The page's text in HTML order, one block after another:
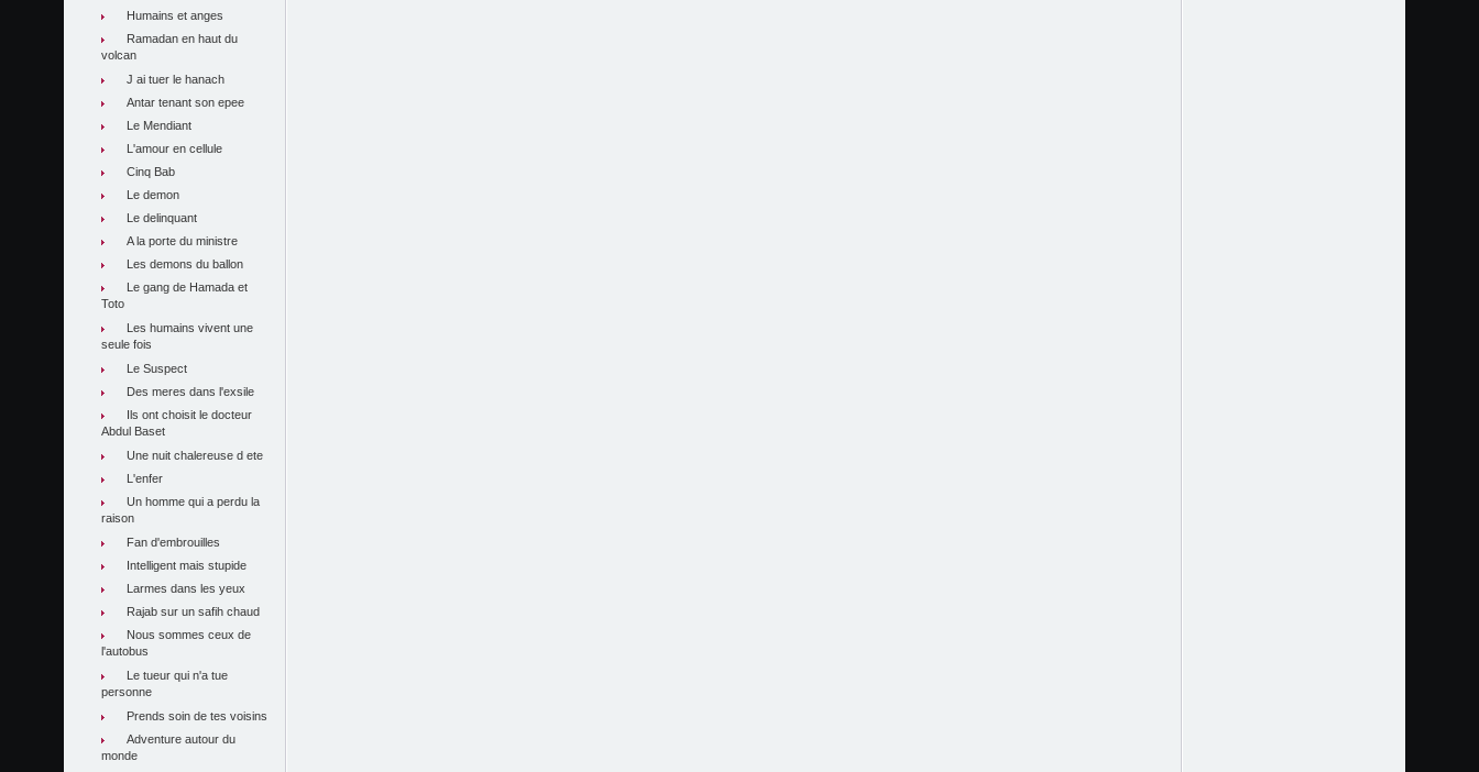
Humains et anges
Ramadan en haut du
volcan
J ai tuer le hanach
Antar tenant son epee
Le Mendiant
L'amour en cellule
Cinq Bab
Le demon
Le delinquant
A la porte du ministre
Les demons du ballon
Le gang de Hamada et
Toto
Les humains vivent une
seule fois
Le Suspect
Des meres dans l'exsile
Ils ont choisit le docteur
Abdul Baset
Une nuit chalereuse d ete
L'enfer
Un homme qui a perdu la
raison
Fan d'embrouilles
Intelligent mais stupide
Larmes dans les yeux
Rajab sur un safih chaud
Nous sommes ceux de
l'autobus
Le tueur qui n'a tue
personne
Prends soin de tes voisins
Adventure autour du
monde